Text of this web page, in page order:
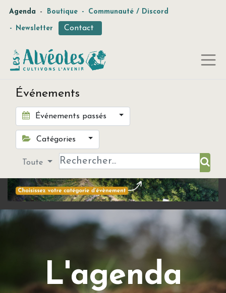
Agenda - Boutique - Communauté / Discord
- Newsletter Contact
Événements
Événements passés
Catégories
Toute
L'agenda